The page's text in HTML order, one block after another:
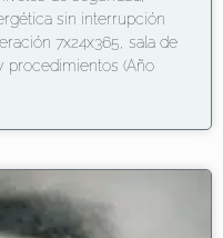
sin interrupción
7x24x365, sala de
procedimientos (Año